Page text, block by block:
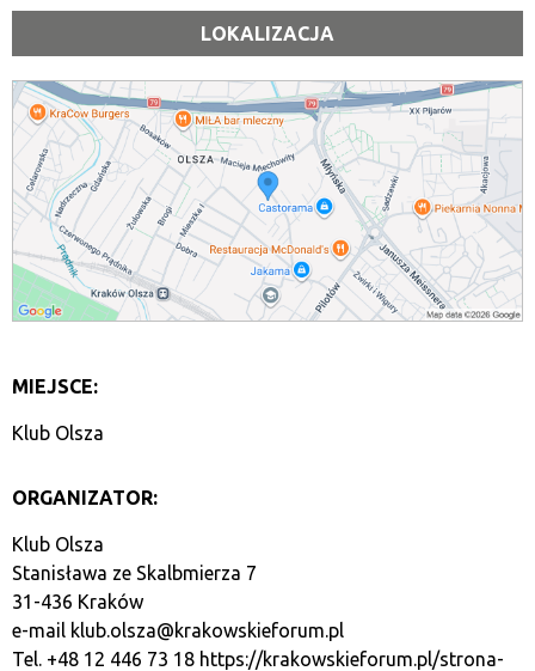
LOKALIZACJA
MIEJSCE:
Klub Olsza
ORGANIZATOR:
Klub Olsza
Stanisława ze Skalbmierza 7
31-436 Kraków
e-mail klub.olsza@krakowskieforum.pl
Tel. +48 12 446 73 18 https://krakowskieforum.pl/strona-